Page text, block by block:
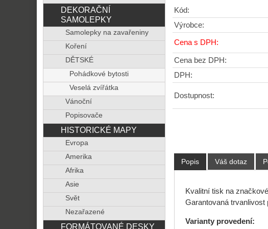
Kód:
Výrobce:
Cena s DPH:
Cena bez DPH:
DPH:
Dostupnost:
Popis Váš dotaz
Kvalitní tisk na
Garantovaná trvanlivost
Varianty provedení:
DEKORAČNÍ
SAMOLEPKY
Samolepky na zavařeniny
Koření
DĚTSKÉ
Pohádkové bytosti
Veselá zvířátka
Vánoční
Popisovače
HISTORICKÉ MAPY
Evropa
Amerika
Afrika
Asie
Svět
Nezařazené
FORMÁTOVANÉ DESKY